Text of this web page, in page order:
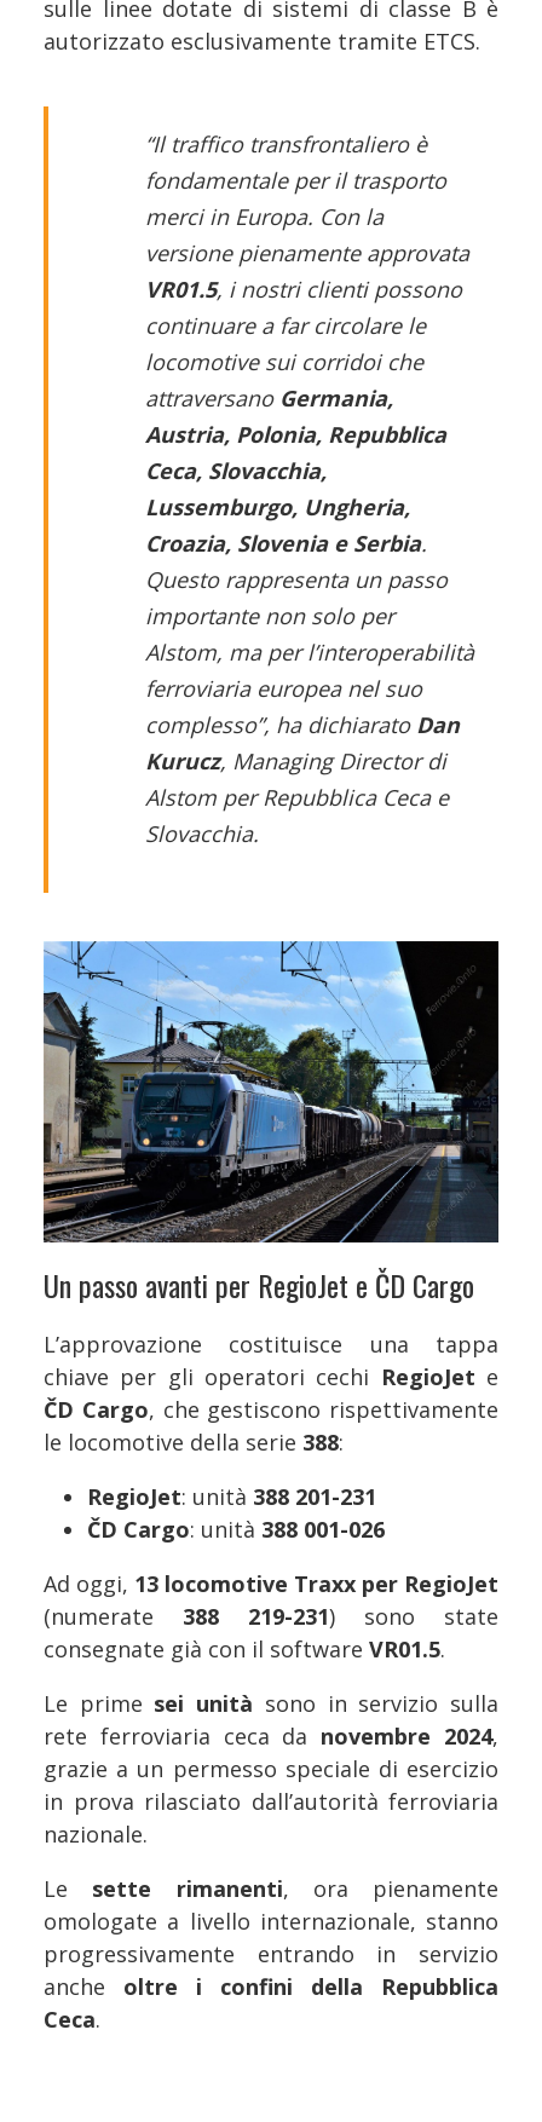
sulle linee dotate di sistemi di classe B è
autorizzato esclusivamente tramite ETCS.
“Il traffico transfrontaliero è
fondamentale per il trasporto
merci in Europa. Con la
versione pienamente approvata
VR01.5, i nostri clienti possono
continuare a far circolare le
locomotive sui corridoi che
attraversano Germania,
Austria, Polonia, Repubblica
Ceca, Slovacchia,
Lussemburgo, Ungheria,
Croazia, Slovenia e Serbia.
Questo rappresenta un passo
importante non solo per
Alstom, ma per l’interoperabilità
ferroviaria europea nel suo
complesso”, ha dichiarato Dan
Kurucz, Managing Director di
Alstom per Repubblica Ceca e
Slovacchia.
Un passo avanti per RegioJet e ČD Cargo
L’approvazione costituisce una tappa
chiave per gli operatori cechi RegioJet e
ČD Cargo, che gestiscono rispettivamente
le locomotive della serie 388:
RegioJet: unità 388 201-231
ČD Cargo: unità 388 001-026
Ad oggi, 13 locomotive Traxx per RegioJet
(numerate 388 219-231) sono state
consegnate già con il software VR01.5.
Le prime sei unità sono in servizio sulla
rete ferroviaria ceca da novembre 2024,
grazie a un permesso speciale di esercizio
in prova rilasciato dall’autorità ferroviaria
nazionale.
Le sette rimanenti, ora pienamente
omologate a livello internazionale, stanno
progressivamente entrando in servizio
anche oltre i confini della Repubblica
Ceca.